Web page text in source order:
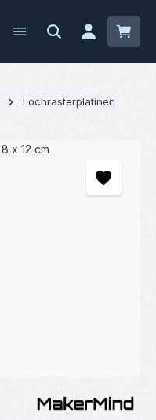
Lochrasterplatinen